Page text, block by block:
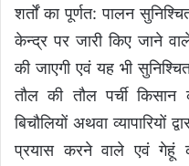
शर्तों का पूर्णत: पालन
केन्द्र पर जारी किए जाने
की जाएगी एवं यह भी
तौल की तौल पर्ची
बिचौलियों अथवा
प्रयास करने वाले एवं गेहूं